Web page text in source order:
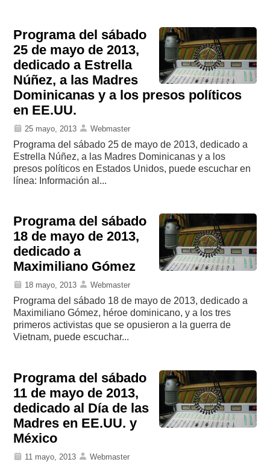
Programa del sábado
25 de mayo de 2013,
dedicado a Estrella
Núñez, a las Madres
Dominicanas y a los presos políticos
en EE.UU.
25 mayo, 2013 Webmaster
Programa del sábado 25 de mayo de 2013, dedicado a
Estrella Núñez, a las Madres Dominicanas y a los
presos políticos en Estados Unidos, puede escuchar en
línea: Información al...
Programa del sábado
18 de mayo de 2013,
dedicado a
Maximiliano Gómez
18 mayo, 2013 Webmaster
Programa del sábado 18 de mayo de 2013, dedicado a
Maximiliano Gómez, héroe dominicano, y a los tres
primeros activistas que se opusieron a la guerra de
Vietnam, puede escuchar...
Programa del sábado
11 de mayo de 2013,
dedicado al Día de las
Madres en EE.UU. y
México
11 mayo, 2013 Webmaster